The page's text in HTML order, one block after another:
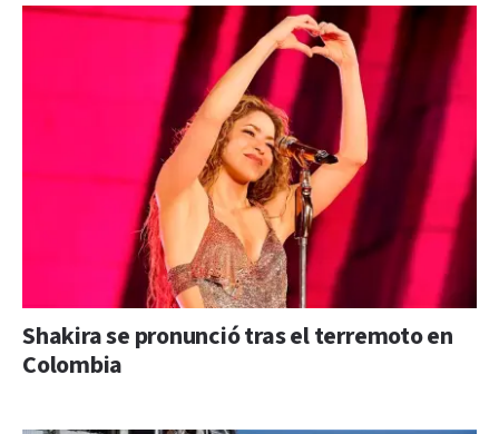
Shakira se pronunció tras el terremoto en
Colombia